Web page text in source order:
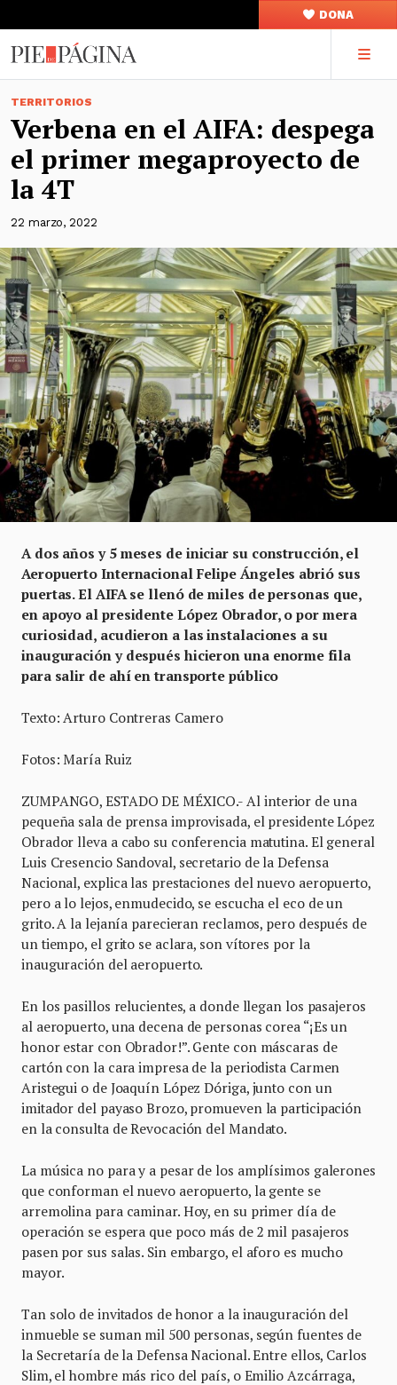
DONA
TERRITORIOS
Verbena en el AIFA: despega
el primer megaproyecto de
la 4T
22 marzo, 2022
A dos años y 5 meses de iniciar su construcción, el
Aeropuerto Internacional Felipe Ángeles abrió sus
puertas. El AIFA se llenó de miles de personas que,
en apoyo al presidente López Obrador, o por mera
curiosidad, acudieron a las instalaciones a su
inauguración y después hicieron una enorme fila
para salir de ahí en transporte público
Texto: Arturo Contreras Camero
Fotos: María Ruiz
ZUMPANGO, ESTADO DE MÉXICO.- Al interior de una
pequeña sala de prensa improvisada, el presidente López
Obrador lleva a cabo su conferencia matutina. El general
Luis Cresencio Sandoval, secretario de la Defensa
Nacional, explica las prestaciones del nuevo aeropuerto,
pero a lo lejos, enmudecido, se escucha el eco de un
grito. A la lejanía parecieran reclamos, pero después de
un tiempo, el grito se aclara, son vítores por la
inauguración del aeropuerto.
En los pasillos relucientes, a donde llegan los pasajeros
al aeropuerto, una decena de personas corea “¡Es un
honor estar con Obrador!”. Gente con máscaras de
cartón con la cara impresa de la periodista Carmen
Aristegui o de Joaquín López Dóriga, junto con un
imitador del payaso Brozo, promueven la participación
en la consulta de Revocación del Mandato.
La música no para y a pesar de los amplísimos galerones
que conforman el nuevo aeropuerto, la gente se
arremolina para caminar. Hoy, en su primer día de
operación se espera que poco más de 2 mil pasajeros
pasen por sus salas. Sin embargo, el aforo es mucho
mayor.
Tan solo de invitados de honor a la inauguración del
inmueble se suman mil 500 personas, según fuentes de
la Secretaría de la Defensa Nacional. Entre ellos, Carlos
Slim, el hombre más rico del país, o Emilio Azcárraga,